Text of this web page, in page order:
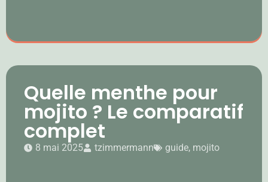
Quelle menthe pour
mojito ? Le comparatif
complet
8 mai 2025 tzimmermann guide, mojito